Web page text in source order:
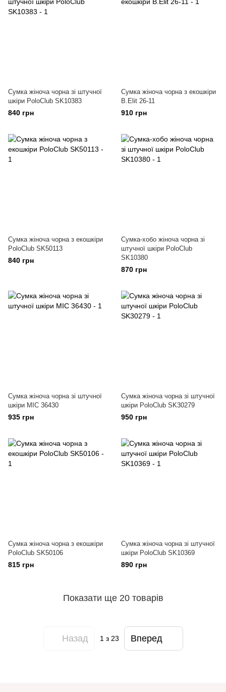
Сумка жіноча чорна зі штучної
шкіри PoloClub SK10383
840 грн
Сумка жіноча чорна з екошкіри
B.Elit 26-11
910 грн
Сумка жіноча чорна з екошкіри
PoloClub SK50113
840 грн
Сумка-хобо жіноча чорна зі
штучної шкіри PoloClub
SK10380
870 грн
Сумка жіноча чорна зі штучної
шкіри МІС 36430
935 грн
Сумка жіноча чорна зі штучної
шкіри PoloClub SK30279
950 грн
Сумка жіноча чорна з екошкіри
PoloClub SK50106
815 грн
Сумка жіноча чорна зі штучної
шкіри PoloClub SK10369
890 грн
Показати ще 20 товарів
Назад 1 з 23 Вперед